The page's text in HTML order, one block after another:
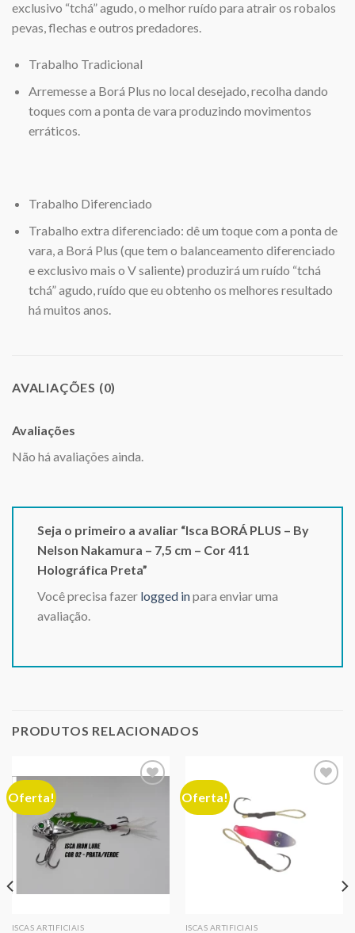
exclusivo “tchá” agudo, o melhor ruído para atrair os robalos
pevas, flechas e outros predadores.
Trabalho Tradicional
Arremesse a Borá Plus no local desejado, recolha dando
toques com a ponta de vara produzindo movimentos
erráticos.
Trabalho Diferenciado
Trabalho extra diferenciado: dê um toque com a ponta de
vara, a Borá Plus (que tem o balanceamento diferenciado
e exclusivo mais o V saliente) produzirá um ruído “tchá
tchá” agudo, ruído que eu obtenho os melhores resultado
há muitos anos.
AVALIAÇÕES (0)
Avaliações
Não há avaliações ainda.
Seja o primeiro a avaliar “Isca BORÁ PLUS – By
Nelson Nakamura – 7,5 cm – Cor 411
Holográfica Preta”
Você precisa fazer logged inpara enviar uma
avaliação.
PRODUTOS RELACIONADOS
Oferta!
desejos
ISCAS ARTIFICIAIS
Oferta!
desejos
ISCAS ARTIFICIAIS